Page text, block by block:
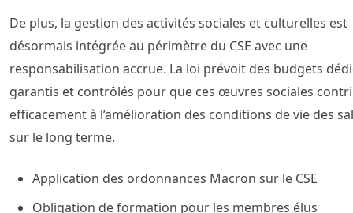
De plus, la gestion des activités sociales et culturelles est
désormais intégrée au périmètre du CSE avec une
responsabilisation accrue. La loi prévoit des budgets
garantis et contrôlés pour que ces œuvres sociales
efficacement à l’amélioration des conditions de vie des
sur le long terme.
Application des ordonnances Macron sur le CSE
Obligation de formation pour les membres élus